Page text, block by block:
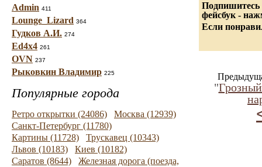
Admin 411
Lounge_Lizard 364
Гудков А.И. 274
Ed4x4 261
OVN 237
Рыковкин Владимир 225
Популярные города
Ретро открытки (24086)
Москва (12939)
Санкт-Петербург (11780)
Картины (11728)
Трускавец (10343)
Львов (10183)
Киев (10182)
Саратов (8644)
Железная дорога (поезда,
Подпишитесь
фейсбук -
Если
"